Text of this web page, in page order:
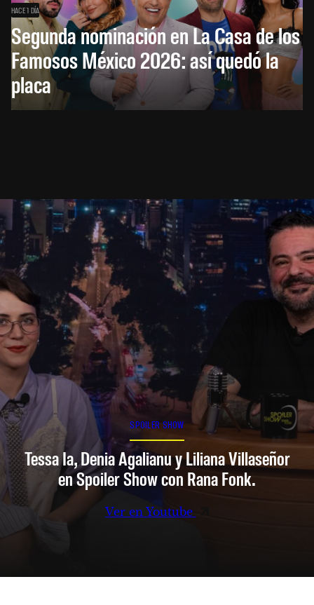
HACE 1 DÍA
Segunda nominación en La Casa de los
Famosos México 2026: así quedó la
placa
SPOILER SHOW
Tessa Ia, Denia Agalianu y Liliana Villaseñor
en Spoiler Show con Rana Fonk.
Ver en Youtube